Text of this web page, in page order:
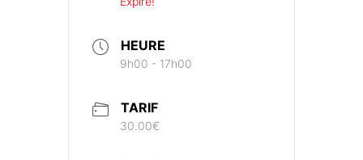
HEURE
9h00 - 17h00
TARIF
30.00€